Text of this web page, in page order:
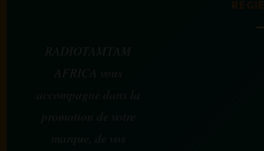
RADIOTAMTAM
AFRICA vous
accompagne dans la
promotion de votre
marque, de vos